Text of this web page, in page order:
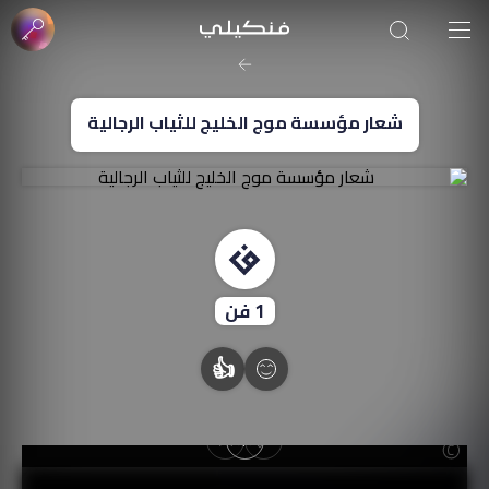
شعار مؤسسة موج الخليج للثياب الرجالية
1فن
👍
صورة الغلاف من فن
SOUFIANE Abid